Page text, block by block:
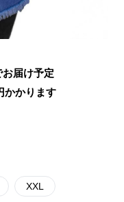
届け予定
かかります
XXL